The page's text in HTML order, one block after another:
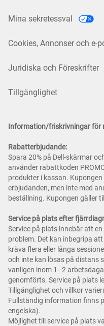
Mina sekretessval
Cookies, Annonser och e-
Juridiska och Föreskrifter
Tillgänglighet
Information/friskrivningar för
Rabatterbjudande:
Spara 20% på Dell-skärmar
använder rabattkoden
produkter i kassan.
erbjudanden, men inte med
beställning. Kupongen gäller
Service på plats efter
Service på plats innebär att
problem. Det kan inbegripa
kräva flera eller långa
och inte kan lösas på distans
vanligen inom 1–2
genomförts. Service på plats
Tillgänglighet och villkor
Fullständig information finns
engelska).
Möjlighet till service på plats